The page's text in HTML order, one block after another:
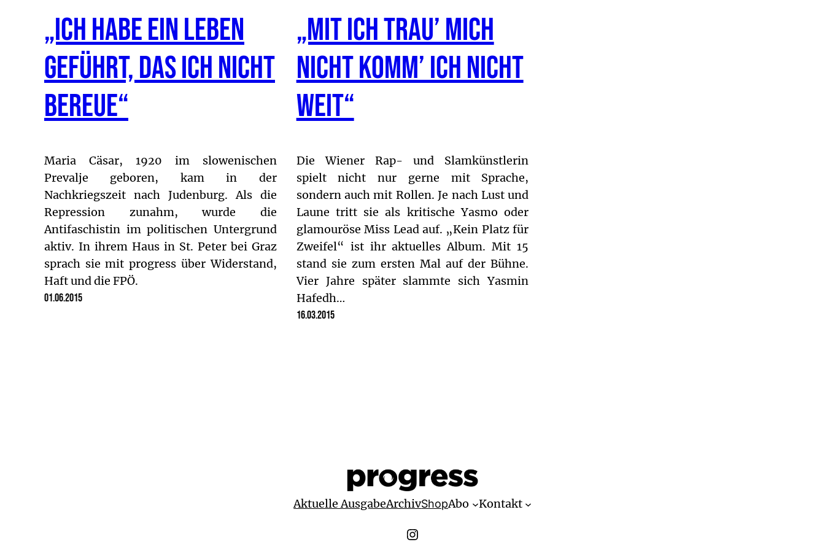
„Ich habe ein Leben
geführt, das ich nicht
bereue“
Maria Cäsar, 1920 im slowenischen
Prevalje geboren, kam in der
Nachkriegszeit nach Judenburg. Als die
Repression zunahm, wurde die
Antifaschistin im politischen Untergrund
aktiv. In ihrem Haus in St. Peter bei Graz
sprach sie mit progress über Widerstand,
Haft und die FPÖ.
01.06.2015
„Mit ich trau’ mich
nicht komm’ ich nicht
weit“
Die Wiener Rap- und Slamkünstlerin
spielt nicht nur gerne mit Sprache,
sondern auch mit Rollen. Je nach Lust und
Laune tritt sie als kritische Yasmo oder
glamouröse Miss Lead auf. „Kein Platz für
Zweifel“ ist ihr aktuelles Album. Mit 15
stand sie zum ersten Mal auf der Bühne.
Vier Jahre später slammte sich Yasmin
Hafedh…
16.03.2015
Aktuelle AusgabeArchivShopAbo Kontakt
Instagram Progress